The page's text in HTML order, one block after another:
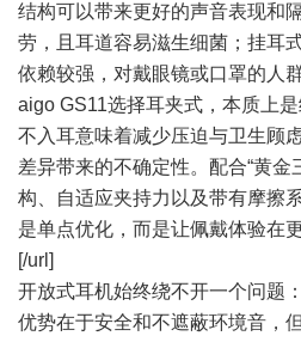
结构可以带来更好的声音表现和
劳，且耳道容易滋生细菌；挂耳
依赖较强，对戴眼镜或口罩的人
aigo GS11选择耳夹式，本质上
不入耳意味着减少压迫与卫生顾
差异带来的不确定性。配合“黄金
构、自适应夹持力以及带有摩擦
是单点优化，而是让佩戴体验在
[/url]
开放式耳机始终绕不开一个问题
优势在于安全和不遮蔽环境音，